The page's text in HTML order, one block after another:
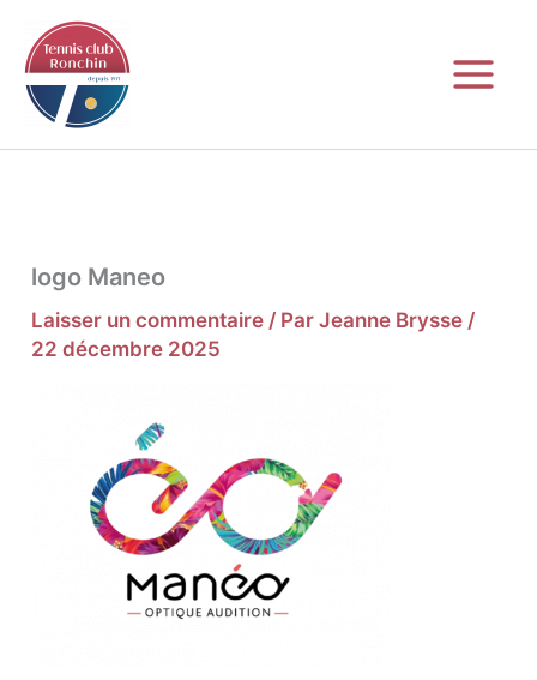
contenu
logo Maneo
Laisser un commentaire / ParJeanne Brysse /
22 décembre 2025